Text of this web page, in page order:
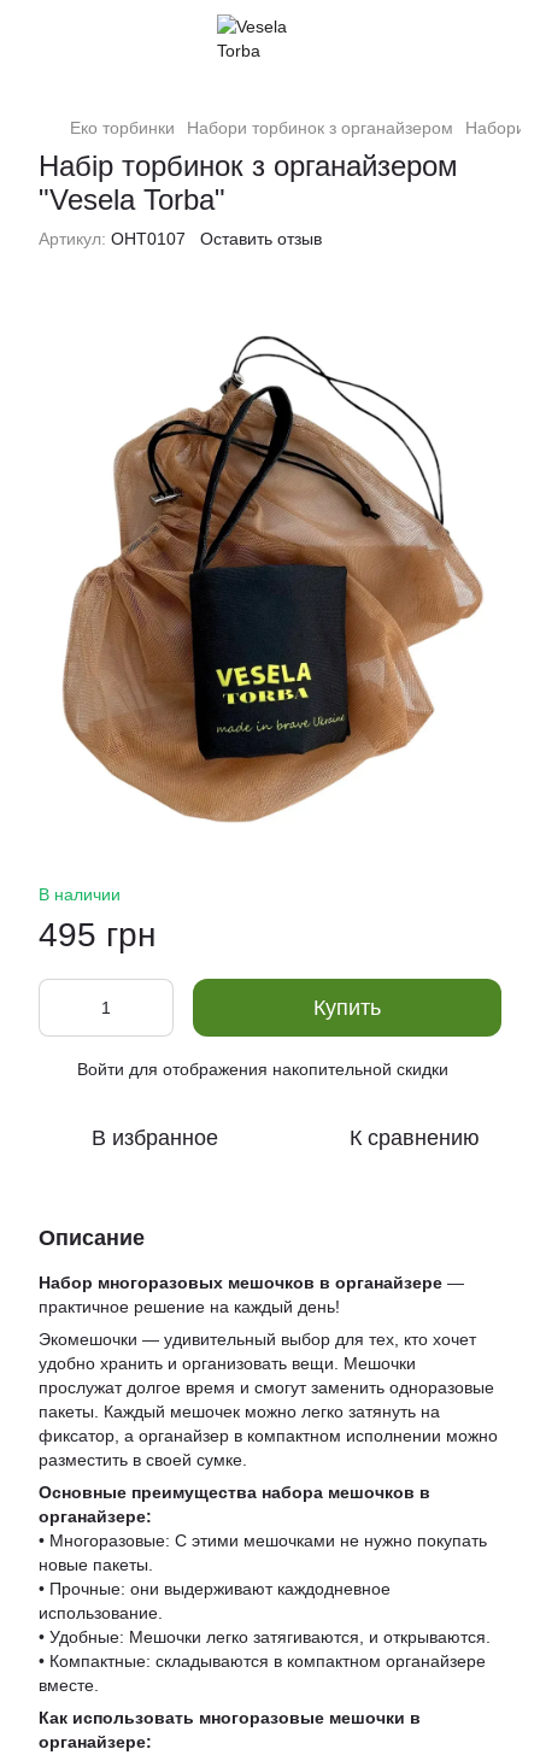
Еко торбинки Набори торбинок з органайзером Набори
Набір торбинок з органайзером
"Vesela Torba"
Артикул: ОНТ0107 Оставить отзыв
В наличии
495 грн
Купить
Войти для отображения накопительной скидки
В избранное К сравнению
Описание
Набор многоразовых мешочков в органайзере —
практичное решение на каждый день!
Экомешочки — удивительный выбор для тех, кто хочет
удобно хранить и организовать вещи. Мешочки
прослужат долгое время и смогут заменить одноразовые
пакеты. Каждый мешочек можно легко затянуть на
фиксатор, а органайзер в компактном исполнении можно
разместить в своей сумке.
Основные преимущества набора мешочков в
органайзере:
• Многоразовые: С этими мешочками не нужно покупать
новые пакеты.
• Прочные: они выдерживают каждодневное
использование.
• Удобные: Мешочки легко затягиваются, и открываются.
• Компактные: складываются в компактном органайзере
вместе.
Как использовать многоразовые мешочки в
органайзере: